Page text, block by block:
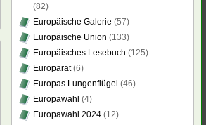
(82)
Europäische Galerie (57)
Europäische Union (133)
Europäisches Lesebuch (125)
Europarat(6)
Europas Lungenflügel (46)
Europawahl (4)
Europawahl 2024 (12)